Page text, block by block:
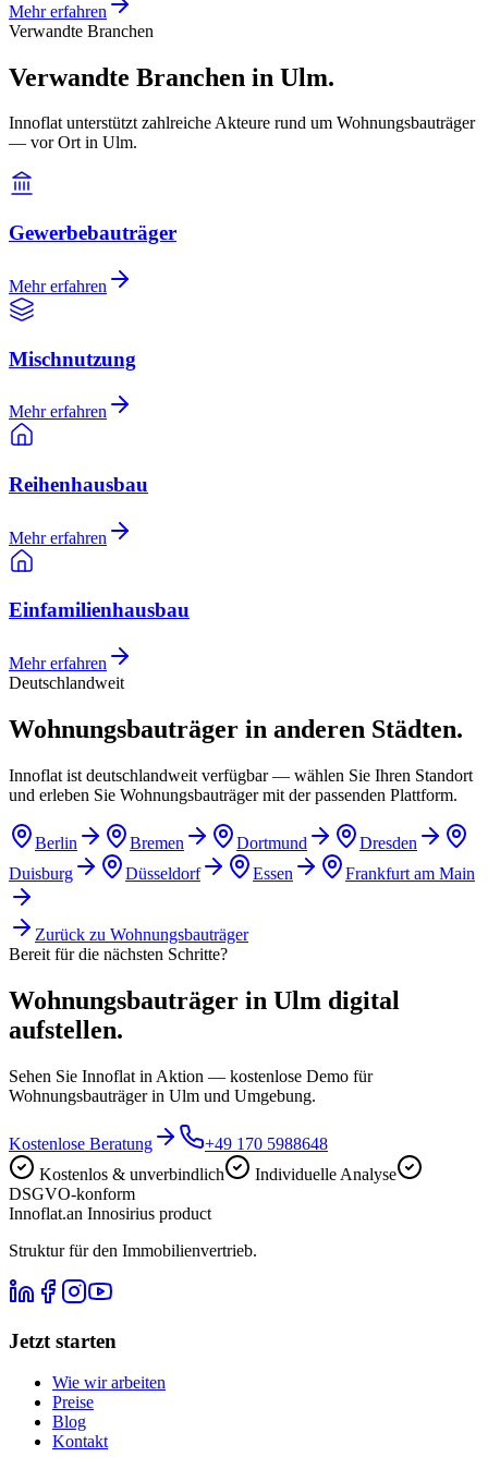
Mehr erfahren
Verwandte Branchen
Verwandte Branchen in Ulm.
Innoflat unterstützt zahlreiche Akteure rund um Wohnungsbauträger
— vor Ort in Ulm.
Gewerbebauträger
Mehr erfahren
Mischnutzung
Mehr erfahren
Reihenhausbau
Mehr erfahren
Einfamilienhausbau
Mehr erfahren
Deutschlandweit
Wohnungsbauträger in anderen Städten.
Innoflat ist deutschlandweit verfügbar — wählen Sie Ihren Standort
und erleben Sie Wohnungsbauträger mit der passenden Plattform.
Berlin Bremen Dortmund
Dresden
Duisburg
Düsseldorf Essen Frankfurt am Main
Zurück zu Wohnungsbauträger
Bereit für die nächsten Schritte?
Wohnungsbauträger in Ulm digital
aufstellen.
Sehen Sie Innoflat in Aktion — kostenlose Demo für
Wohnungsbauträger in Ulm und Umgebung.
Kostenlose Beratung
+49 170 5988648
Kostenlos & unverbindlich
Individuelle Analyse
DSGVO-konform
Innoflat.an Innosirius product
Struktur für den Immobilienvertrieb.
Jetzt starten
Wie wir arbeiten
Preise
Blog
Kontakt